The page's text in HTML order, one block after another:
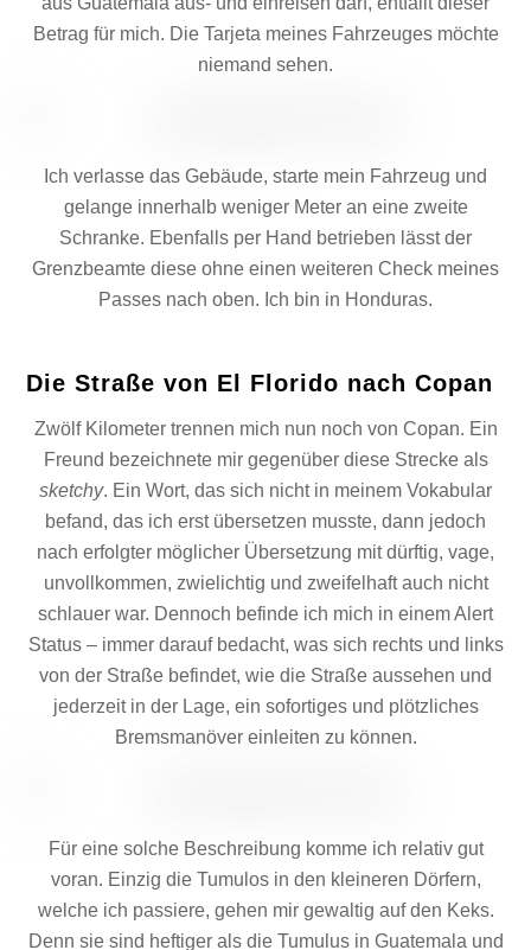
Betrag für mich. Die Tarjeta meines Fahrzeuges möchte
niemand sehen.
Ich verlasse das Gebäude, starte mein Fahrzeug und
gelange innerhalb weniger Meter an eine zweite
Schranke. Ebenfalls per Hand betrieben lässt der
Grenzbeamte diese ohne einen weiteren Check meines
Passes nach oben. Ich bin in Honduras.
Die Straße von El Florido nach Copan
Zwölf Kilometer trennen mich nun noch von Copan. Ein
Freund bezeichnete mir gegenüber diese Strecke als
sketchy. Ein Wort, das sich nicht in meinem Vokabular
befand, das ich erst übersetzen musste, dann jedoch
nach erfolgter möglicher Übersetzung mit dürftig, vage,
unvollkommen, zwielichtig und zweifelhaft auch nicht
schlauer war. Dennoch befinde ich mich in einem Alert
Status – immer darauf bedacht, was sich rechts und links
von der Straße befindet, wie die Straße aussehen und
jederzeit in der Lage, ein sofortiges und plötzliches
Bremsmanöver einleiten zu können.
Für eine solche Beschreibung komme ich relativ gut
voran. Einzig die Tumulos in den kleineren Dörfern,
welche ich passiere, gehen mir gewaltig auf den Keks.
Denn sie sind heftiger als die Tumulus in Guatemala und